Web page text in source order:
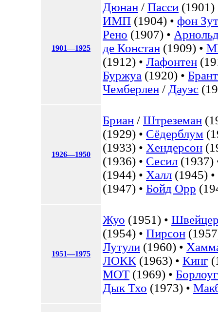
1901—1925
Дюнан / Пасси (1901)
ИМП (1904) • фон
Рено (1907) •
де Констан (1909) •
(1912) • Лафонтен
Буржуа (1920) •
Чемберлен / Дауэс
1926—1950
Бриан / Штреземан
(1929) • Сёдерблум
(1933) • Хендерсон
(1936) • Сесил (1937)
(1944) • Халл (1945) •
(1947) • Бойд Орр
1951—1975
Жуо (1951) •
(1954) • Пирсон
Лутули (1960) •
ЛОКК (1963) • Кинг
МОТ (1969) • Борлоуг
Дык Тхо (1973) •